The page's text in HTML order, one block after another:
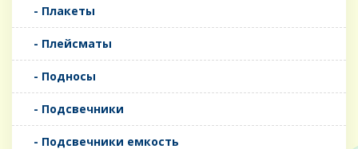
- Плакеты
- Плейсматы
- Подносы
- Подсвечники
- Подсвечники емкость